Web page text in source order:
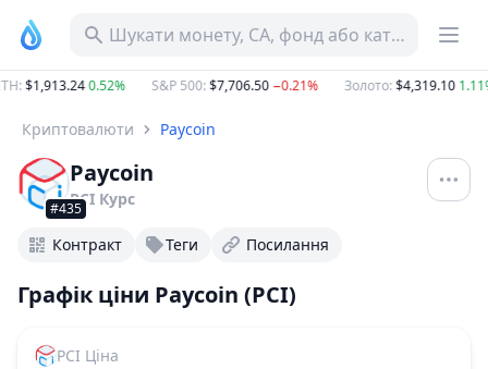
Шукати монету, CA, фонд або категорію
:$1,913.240.52% S&P 500:$7,706.50−0.21% Золото:$4,319.101.11%
Криптовалюти Paycoin
#435
Paycoin
PCI Курс
Контракт Теги Посилання
Графік ціни Paycoin (PCI)
PCI Ціна